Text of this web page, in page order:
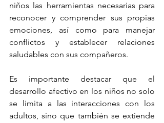
niños las herramientas necesarias para
reconocer y comprender sus propias
emociones, así como para manejar
conflictos y establecer relaciones
saludables con sus compañeros.
Es importante destacar que el
desarrollo afectivo en los niños no solo
se limita a las interacciones con los
adultos, sino que también se extiende